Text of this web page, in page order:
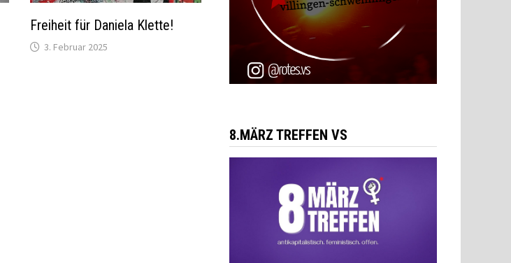
Freiheit für Daniela Klette!
3. Februar 2025
8.MÄRZ TREFFEN VS